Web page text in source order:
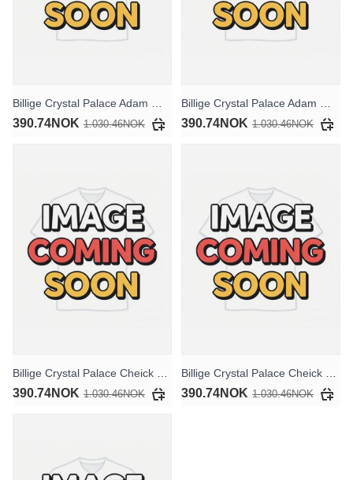
390.74NOK 1.030.46NOK 390.74NOK 1.030.46NOK
390.74NOK 1.030.46NOK 390.74NOK 1.030.46NOK